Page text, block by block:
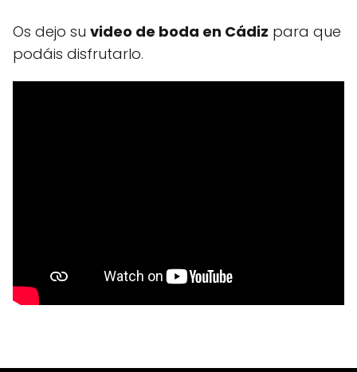
Os dejo su video de boda en Cádiz para que
podáis disfrutarlo.